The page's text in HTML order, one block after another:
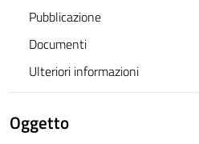
Pubblicazione
Documenti
Ulteriori informazioni
Oggetto